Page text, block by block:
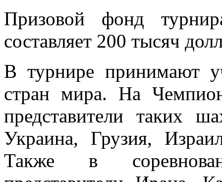
Призовой фонд
составляет 200 тысяч
В турнире принимают
стран мира. На
представители таких
Украина, Грузия,
Также в